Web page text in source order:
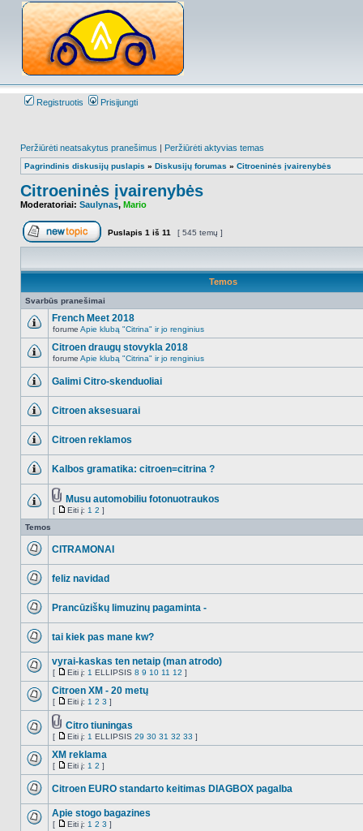
Registruotis Prisijungti
Peržiūrėti neatsakytus pranešimus | Peržiūrėti aktyvias temas
Pagrindinis diskusijų puslapis » Diskusijų forumas » Citroeninės įvairenybės
Citroeninės įvairenybės
Moderatoriai: Saulynas, Mario
Naujos temos kūrimas
Puslapis 1 iš 11 [ 545 temų ]
Temos
Svarbūs pranešimai
NO_UNREAD_POSTS
French Meet 2018
forume Apie klubą "Citrina" ir jo renginius
NO_UNREAD_POSTS
Citroen draugų stovykla 2018
forume Apie klubą "Citrina" ir jo renginius
Galimi Citro-skenduoliai
Citroen aksesuarai
Citroen reklamos
Kalbos gramatika: citroen=citrina ?
NO_UNREAD_POSTS
Tema
turi
Musu automobiliu fotonuotraukos
[
Eiti
Eiti į: 1 2 ]
Temos
CITRAMONAI
feliz navidad
Prancūziškų limuzinų pagaminta -
tai kiek pas mane kw?
NO_UNREAD_POSTS
vyrai-kaskas ten netaip (man atrodo)
[
Eiti
į
Eiti į: 1 ELLIPSIS 8 9 10 11 12 ]
NO_UNREAD_POSTS
Citroen XM - 20 metų
[
Eiti
Eiti į: 1 2 3 ]
NO_UNREAD_POSTS
Tema
turi
prikabintų
failų
Citro tiuningas
[
Eiti
Eiti į: 1 ELLIPSIS 29 30 31 32 33 ]
NO_UNREAD_POSTS
XM reklama
[
Eiti
Eiti į: 1 2 ]
Citroen EURO standarto keitimas DIAGBOX pagalba
NO_UNREAD_POSTS
Apie stogo bagazines
[
Eiti į: 1 2 3 ]